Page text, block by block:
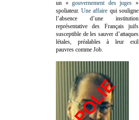
un «gouvernement des juges »
spoliateur.Une affaire qui souligne
l’absence d’une institution
représentative des Français juifs
susceptible de les sauver d’attaques
létales, préalables à leur exil
pauvres comme Job.